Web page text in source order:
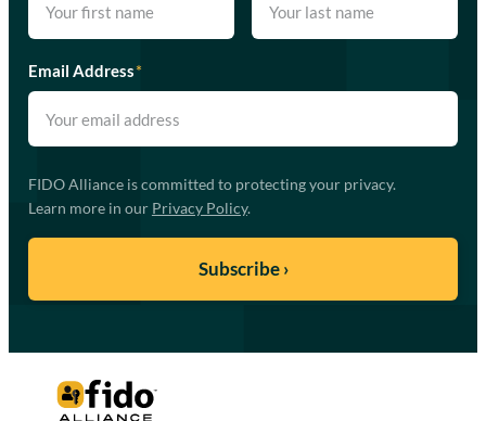
Email Address*
FIDO Alliance is committed to protecting your privacy.
Learn more in our Privacy Policy.